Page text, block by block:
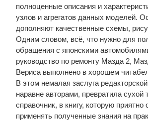
полноценные описания и
узлов и агрегатов данных моделей.
дополняют качественные схемы,
Одним словом, всё, что нужно для
обращения с японскими
руководство по ремонту Мазда 2,
Вериса выполнено в хорошем
В этом немалая заслуга
наравне авторами, превратила сухой
справочник, в книгу, которую приятно
применять полученные знания на